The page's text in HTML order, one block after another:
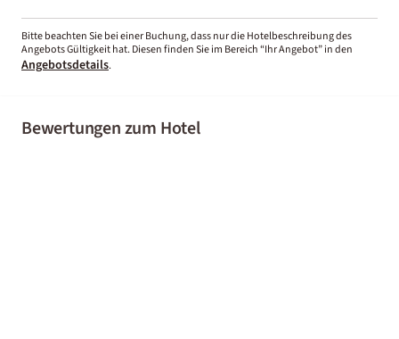
Bitte beachten Sie bei einer Buchung, dass nur die Hotelbeschreibung des
Angebots Gültigkeit hat. Diesen finden Sie im Bereich “Ihr Angebot” in den
Angebotsdetails.
Bewertungen zum Hotel